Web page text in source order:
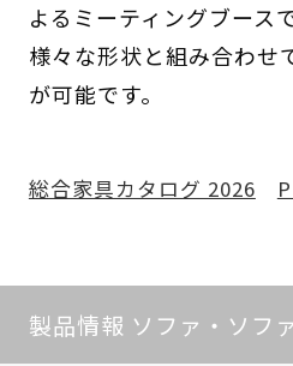
よるミーティングブースで
様々な形状と組み合わせ
が可能です。
総合家具カタログ 2026
製品情報 ソファ・ソフ